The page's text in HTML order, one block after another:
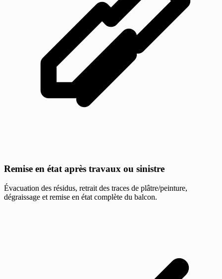
Remise en état après travaux ou sinistre
Évacuation des résidus, retrait des traces de plâtre/peinture,
dégraissage et remise en état complète du balcon.